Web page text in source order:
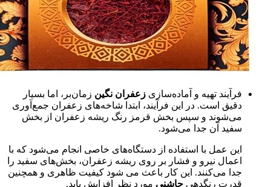
فرآیند تهیه و آماده‌سازی زعفران نگین زمان‌بر، اما بسیار
دقیق است. در این فرآیند، ابتدا شاخه‌های زعفران جمع‌آوری
می‌شوند و سپس بخش قرمز رنگ ریشه زعفران از بخش
سفید آن جدا می‌شود.
این عمل با استفاده از دستگاه‌های خاصی انجام می‌شود که با
اعمال نیرو و فشار بر روی ریشه زعفران، بخش‌های سفید را
جدا می‌کنند. این کار باعث می شود کیفیت ظاهری و همچنین
قدرت رنگدهی چاشنی مورد نظر افزایش یابد.